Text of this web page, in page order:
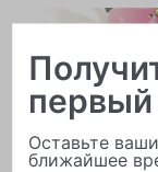
Арки и
первый
Оставьте
ближайшее